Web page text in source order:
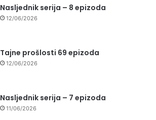
Nasljednik serija – 8 epizoda
12/06/2026
Tajne prošlosti 69 epizoda
12/06/2026
Nasljednik serija – 7 epizoda
11/06/2026